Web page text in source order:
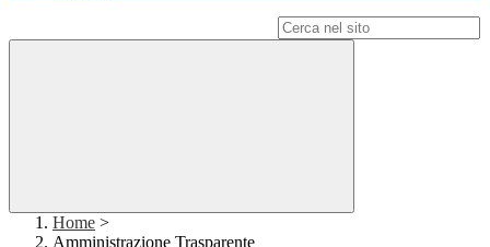
Home >
Amministrazione Trasparente